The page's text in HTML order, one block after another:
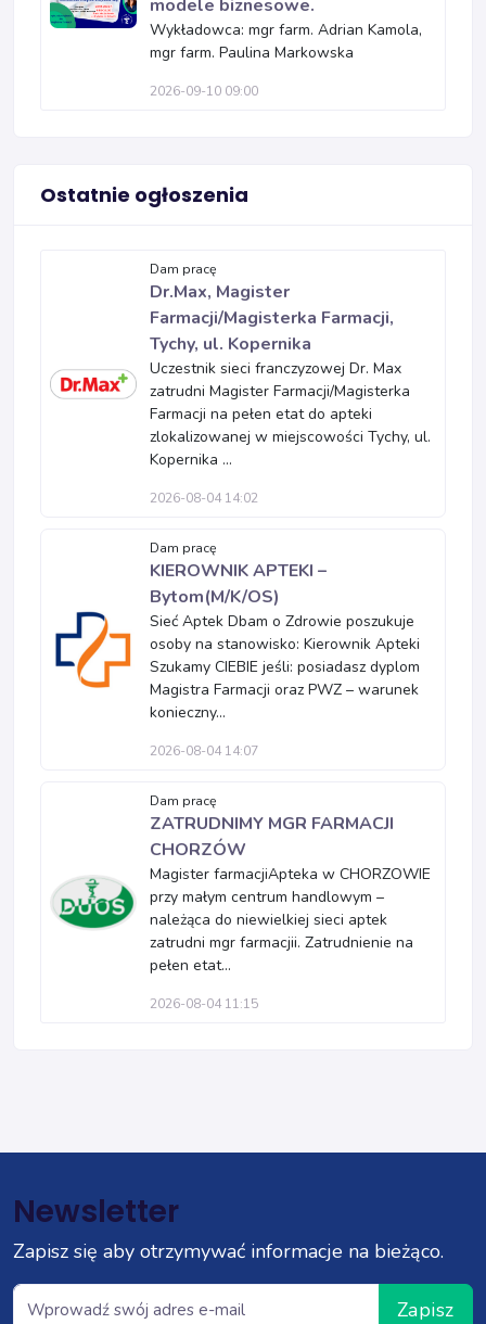
modele biznesowe.
Wykładowca: mgr farm. Adrian Kamola,
mgr farm. Paulina Markowska
2026-09-10 09:00
Ostatnie ogłoszenia
Dam pracę
Dr.Max, Magister
Farmacji/Magisterka Farmacji,
Tychy, ul. Kopernika
Uczestnik sieci franczyzowej Dr. Max
zatrudni Magister Farmacji/Magisterka
Farmacji na pełen etat do apteki
zlokalizowanej w miejscowości Tychy, ul.
Kopernika ...
2026-08-04 14:02
Dam pracę
KIEROWNIK APTEKI –
Bytom(M/K/OS)
Sieć Aptek Dbam o Zdrowie poszukuje
osoby na stanowisko: Kierownik Apteki
Szukamy CIEBIE jeśli: posiadasz dyplom
Magistra Farmacji oraz PWZ – warunek
konieczny...
2026-08-04 14:07
Dam pracę
ZATRUDNIMY MGR FARMACJI
CHORZÓW
Magister farmacjiApteka w CHORZOWIE
przy małym centrum handlowym –
należąca do niewielkiej sieci aptek
zatrudni mgr farmacjii. Zatrudnienie na
pełen etat...
2026-08-04 11:15
Newsletter
Zapisz się aby otrzymywać informacje na bieżąco.
Zapisz